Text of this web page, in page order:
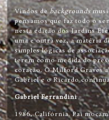
Vindos debackgrounds
pensamos que faz todo o
nesta edição dos Jardins
uma e outra vez, a matéria
simples lógicas de
terem como medida do
coração. O Milford Graves
Gabriel e o Ricardo
Gabriel Ferrandini
1986, Califórnia. Pai